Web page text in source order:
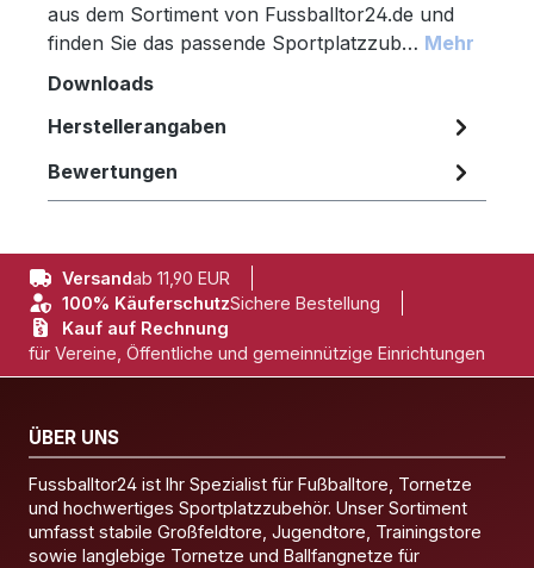
aus dem Sortiment von Fussballtor24.de und
finden Sie das passende Sportplatzzub… Mehr
Downloads
Herstellerangaben
Bewertungen
Versandab 11,90 EUR
100% KäuferschutzSichere Bestellung
Kauf auf Rechnung
für Vereine, Öffentliche und gemeinnützige Einrichtungen
ÜBER UNS
Fussballtor24 ist Ihr Spezialist für Fußballtore, Tornetze
und hochwertiges Sportplatzzubehör. Unser Sortiment
umfasst stabile Großfeldtore, Jugendtore, Trainingstore
sowie langlebige Tornetze und Ballfangnetze für